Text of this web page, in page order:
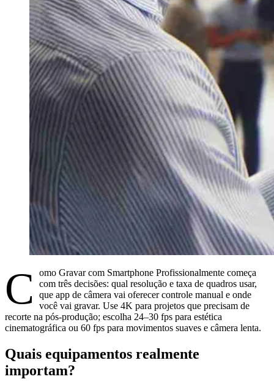
C
omo Gravar com Smartphone Profissionalmente começa
com três decisões: qual resolução e taxa de quadros usar,
que app de câmera vai oferecer controle manual e onde
você vai gravar. Use 4K para projetos que precisam de
recorte na pós-produção; escolha 24–30 fps para estética
cinematográfica ou 60 fps para movimentos suaves e câmera lenta.
Quais equipamentos realmente
importam?